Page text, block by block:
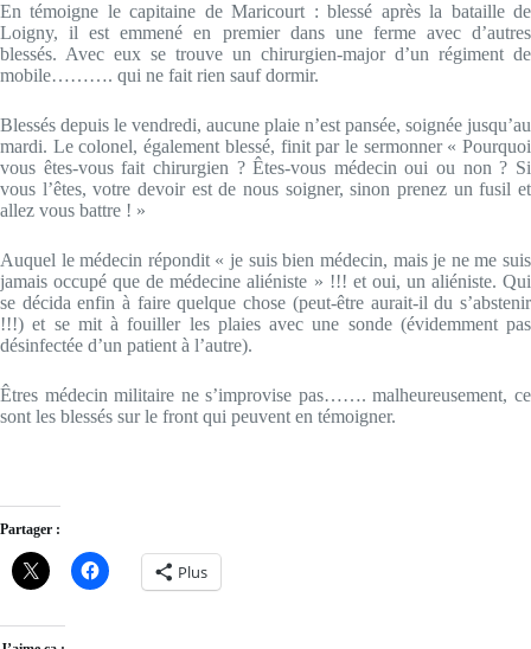
En témoigne le capitaine de Maricourt : blessé après la bataille de
Loigny, il est emmené en premier dans une ferme avec d’autres
blessés. Avec eux se trouve un chirurgien-major d’un régiment de
mobile………. qui ne fait rien sauf dormir.
Blessés depuis le vendredi, aucune plaie n’est pansée, soignée jusqu’au
mardi. Le colonel, également blessé, finit par le sermonner « Pourquoi
vous êtes-vous fait chirurgien ? Êtes-vous médecin oui ou non ? Si
vous l’êtes, votre devoir est de nous soigner, sinon prenez un fusil et
allez vous battre ! »
Auquel le médecin répondit « je suis bien médecin, mais je ne me suis
jamais occupé que de médecine aliéniste » !!! et oui, un aliéniste. Qui
se décida enfin à faire quelque chose (peut-être aurait-il du s’abstenir
!!!) et se mit à fouiller les plaies avec une sonde (évidemment pas
désinfectée d’un patient à l’autre).
Êtres médecin militaire ne s’improvise pas……. malheureusement, ce
sont les blessés sur le front qui peuvent en témoigner.
Partager :
Plus